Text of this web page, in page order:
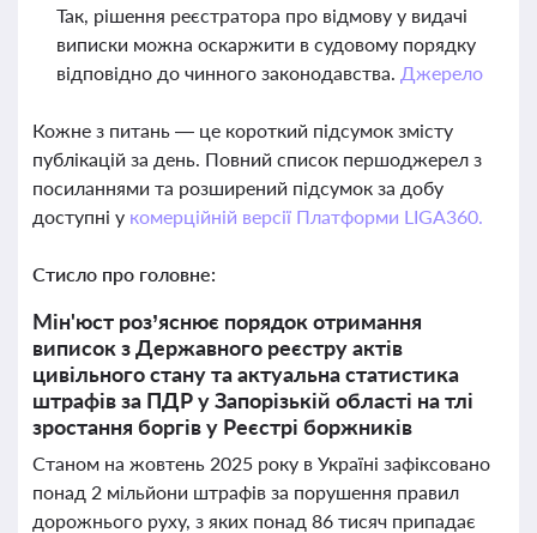
Так, рішення реєстратора про відмову у видачі
виписки можна оскаржити в судовому порядку
відповідно до чинного законодавства. Джерело
Кожне з питань — це короткий підсумок змісту
публікацій за день. Повний список першоджерел з
посиланнями та розширений підсумок за добу
доступні у комерційній версії Платформи LIGA360.
Стисло про головне:
Мін'юст роз’яснює порядок отримання
виписок з Державного реєстру актів
цивільного стану та актуальна статистика
штрафів за ПДР у Запорізькій області на тлі
зростання боргів у Реєстрі боржників
Станом на жовтень 2025 року в Україні зафіксовано
понад 2 мільйони штрафів за порушення правил
дорожнього руху, з яких понад 86 тисяч припадає